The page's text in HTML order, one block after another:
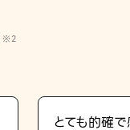
※2
とても的確